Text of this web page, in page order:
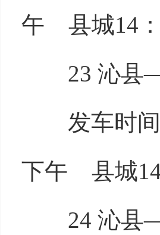
午 县城14：
23 沁县—
发车时间
下午 县城14
24 沁县—